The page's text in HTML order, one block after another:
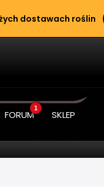
dostawach roślin
FORUM
1
SKLEP